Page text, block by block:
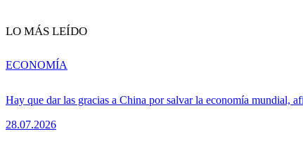
LO MÁS LEÍDO
Hay que dar las gracias a China por salvar la economía mundial,
28.07.2026
ECONOMÍA